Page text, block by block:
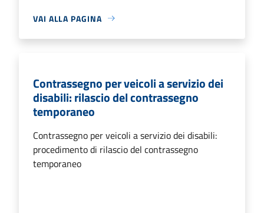
VAI ALLA PAGINA
Contrassegno per veicoli a servizio dei
disabili: rilascio del contrassegno
temporaneo
Contrassegno per veicoli a servizio dei disabili:
procedimento di rilascio del contrassegno
temporaneo